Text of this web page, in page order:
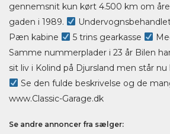
gennemsnit kun kørt 4.500 km om
gaden i 1989.
Pæn kabine
5 trins gearkasse
Samme nummerplader i 23 år Bilen
sit liv i Kolind på Djursland men står
Se den fulde beskrivelse og de
www.Classic-Garage.dk
Se andre annoncer fra sælger: